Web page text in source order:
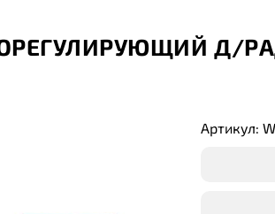
Д/
Артикул: